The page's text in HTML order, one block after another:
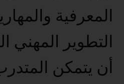
المعرفية
التطوير المهني
أن يتمكن